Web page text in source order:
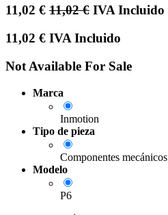
11,02 € 11,02€ IVA Incluido
11,02 € IVA Incluido
Not Available For Sale
Marca
Inmotion
Tipo de pieza
Componentes mecánicos
Modelo
P6